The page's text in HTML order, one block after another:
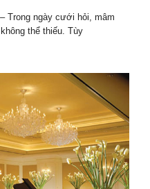
Trong ngày cưới hỏi, mâm
thể thiếu. Tùy